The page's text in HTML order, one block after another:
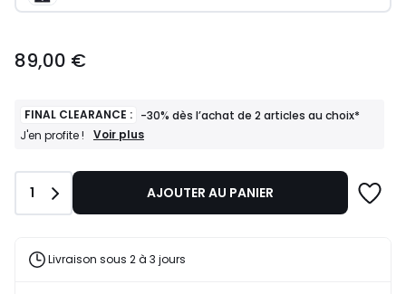
€.
89,00 €
FINAL CLEARANCE : -30% dès l’achat de 2 articles au choix*
J'en profite !
FINAL
articles
Voir plus
Quantité
1 AJOUTER AU PANIER
Livraison sous 2 à 3 jours